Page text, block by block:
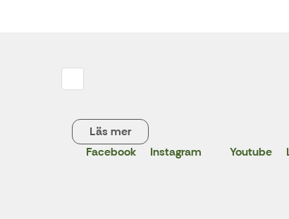
Läs mer
Facebook
Instagram Youtube